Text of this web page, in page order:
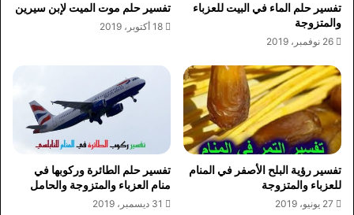
تفسير حلم الماء في البيت للعزباء
والمتزوجة
26 نوفمبر، 2019
تفسير حلم موت الميت لإبن سيرين
18 أكتوبر، 2019
تفسير رؤية البلح الأصفر في المنام
للعزباء والمتزوجة
27 يونيو، 2019
تفسير حلم الطائرة وركوبها في
منام العزباء والمتزوجة والحامل
31 ديسمبر، 2019